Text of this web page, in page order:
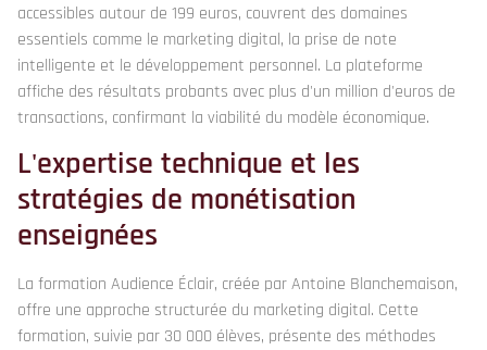
accessibles autour de 199 euros, couvrent des domaines
essentiels comme le marketing digital, la prise de note
intelligente et le développement personnel. La plateforme
affiche des résultats probants avec plus d'un million d'euros de
transactions, confirmant la viabilité du modèle économique.
L'expertise technique et les
stratégies de monétisation
enseignées
La formation Audience Éclair, créée par Antoine Blanchemaison,
offre une approche structurée du marketing digital. Cette
formation, suivie par 30 000 élèves, présente des méthodes